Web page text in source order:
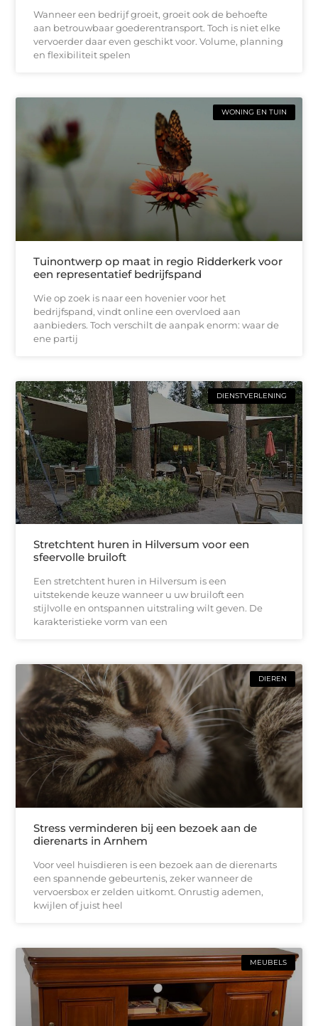
Wanneer een bedrijf groeit, groeit ook de behoefte
aan betrouwbaar goederentransport. Toch is niet elke
vervoerder daar even geschikt voor. Volume, planning
en flexibiliteit spelen
WONING EN TUIN
Tuinontwerp op maat in regio Ridderkerk voor
een representatief bedrijfspand
Wie op zoek is naar een hovenier voor het
bedrijfspand, vindt online een overvloed aan
aanbieders. Toch verschilt de aanpak enorm: waar de
ene partij
DIENSTVERLENING
Stretchtent huren in Hilversum voor een
sfeervolle bruiloft
Een stretchtent huren in Hilversum is een
uitstekende keuze wanneer u uw bruiloft een
stijlvolle en ontspannen uitstraling wilt geven. De
karakteristieke vorm van een
DIEREN
Stress verminderen bij een bezoek aan de
dierenarts in Arnhem
Voor veel huisdieren is een bezoek aan de dierenarts
een spannende gebeurtenis, zeker wanneer de
vervoersbox er zelden uitkomt. Onrustig ademen,
kwijlen of juist heel
MEUBELS